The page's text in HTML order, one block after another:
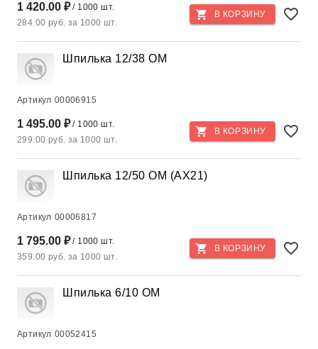
1 420.00 ₽/ 1000 шт.
284.00 руб. за 1000 шт.
В КОРЗИНУ
Шпилька 12/38 ОМ
Артикул 00006915
1 495.00 ₽/ 1000 шт.
299.00 руб. за 1000 шт.
В КОРЗИНУ
Шпилька 12/50 ОМ (AX21)
Артикул 00006817
1 795.00 ₽/ 1000 шт.
359.00 руб. за 1000 шт.
В КОРЗИНУ
Шпилька 6/10 ОМ
Артикул 00052415